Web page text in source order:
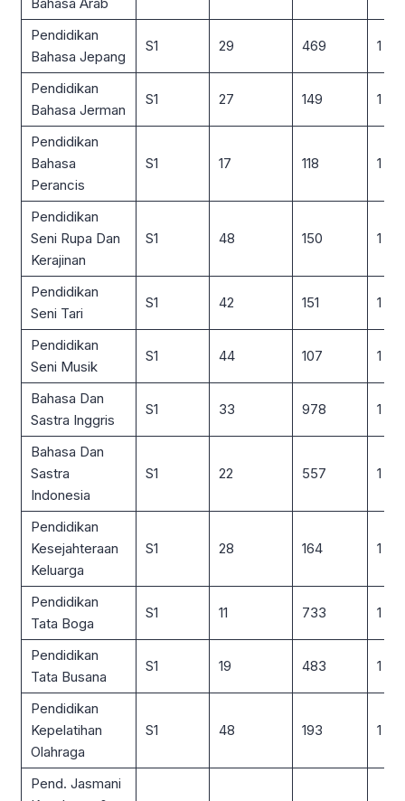
Pendidikan
Bahasa Jepang
S1 29 469 1 : 16
Pendidikan
Bahasa Jerman
S1 27 149 1 : 6
Pendidikan
Bahasa
Perancis
S1 17 118 1 : 7
Pendidikan
Seni Rupa Dan
Kerajinan
S1 48 150 1 : 3
Pendidikan
Seni Tari
S1 42 151 1 : 4
Pendidikan
Seni Musik
S1 44 107 1 : 2
Bahasa Dan
Sastra Inggris
S1 33 978 1 :
Bahasa Dan
Sastra
Indonesia
S1 22 557 1 :
Pendidikan
Kesejahteraan
Keluarga
S1 28 164 1 : 6
Pendidikan
Tata Boga
S1 11 733 1 :
Pendidikan
Tata Busana
S1 19 483 1 :
Pendidikan
Kepelatihan
Olahraga
S1 48 193 1 : 4
Pend. Jasmani